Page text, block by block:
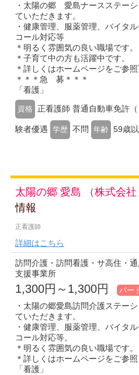
・太陽の郷 愛島ナースステー
ていただきます。
・健康管理、服薬管理、バイタ
コール対応等
＊明るく雰囲気の良い職場です。
＊子育て中の方も活躍中です。
＊詳しくはホームページをご参照
＊＊＊急 募＊＊＊
「看護」
資格 正看護師 普通自動車免許（
験者優遇 学歴 不問 年齢 59歳
太陽の郷 愛島 （株式会社
情報
正看護師
詳細はこちら
訪問介護・訪問看護・サ高住・
支援事業所
1,300円～1,300円 パー
・太陽の郷愛島訪問介護ステー
ていただきます。
・健康管理、服薬管理、バイタ
コール対応等。
＊明るく雰囲気の良い職場です。
＊詳しくはホームページをご参照
「看護」